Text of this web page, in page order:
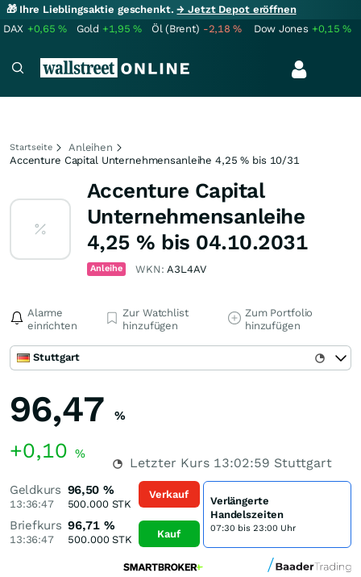
🎁 Ihre Lieblingsaktie geschenkt.→ Jetzt Depot eröffnen
DAX +0,65% Gold +1,95% Öl (Brent) -2,18% Dow Jones +0,15%
Startseite
Anleihen
Accenture Capital Unternehmensanleihe 4,25 % bis 10/31
Accenture Capital
Unternehmensanleihe
4,25 % bis 04.10.2031
Anleihe WKN:A3L4AV
Alarme
einrichten
Zur Watchlist
hinzufügen
Zum Portfolio
hinzufügen
Stuttgart
96,47 %
+0,10 %
Letzter Kurs 13:02:59 Stuttgart
Geldkurs
13:36:47
96,50 %
500.000STK
Briefkurs
13:36:47
96,71 %
500.000STK
Verkauf
Kauf
Verlängerte
Handelszeiten
07:30 bis 23:00 Uhr